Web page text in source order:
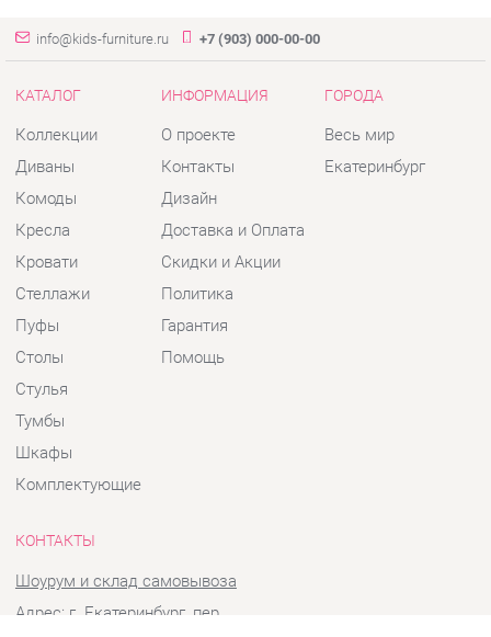
КАТАЛОГ
Диваны
Комоды
Кресла
Кровати
Стеллажи
Пуфы
Столы
Стулья
Тумбы
Шкафы
Комплектующие
ИНФОРМАЦИЯ
Контакты
Дизайн
Доставка и Оплата
Скидки и Акции
Политика
Гарантия
Помощь
ГОРОДА
Екатеринбург
КОНТАКТЫ
Адрес: г. Екатеринбург, пер.
Телефон: +7 (903) 000-00-00